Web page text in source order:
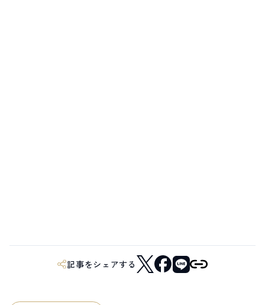
記事をシェアする